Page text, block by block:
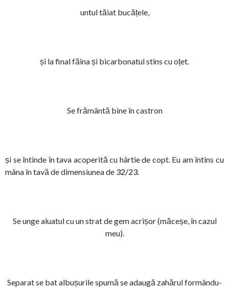
untul tăiat bucățele,
și la final făina și bicarbonatul stins cu oțet.
Se frământă bine în castron
și se întinde în tava acoperită cu hârtie de copt. Eu am întins cu
mâna în tavă de dimensiunea de 32/23.
Se unge aluatul cu un strat de gem acrișor (măceșe, în cazul
meu).
Separat se bat albușurile spumă se adaugă zahărul formându-